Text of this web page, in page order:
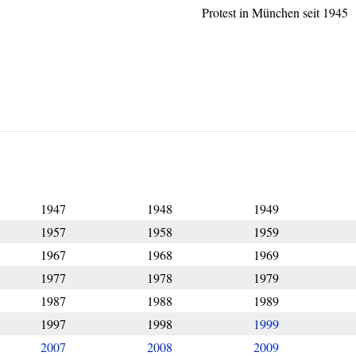
Protest in München seit 1945
1947 1948
1949
1957 1958
1959
1967 1968
1969
1977 1978
1979
1987 1988
1989
1997 1998
1999
2007 2008
2009